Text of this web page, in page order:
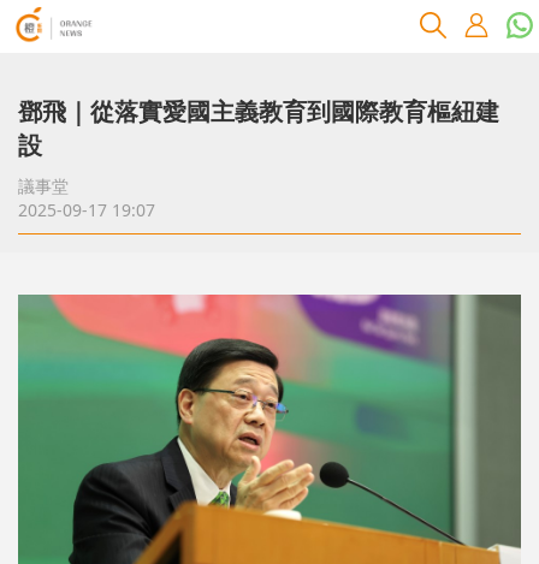
鄧飛｜從落實愛國主義教育到國際教育樞紐建
設
議事堂
2025-09-17 19:07